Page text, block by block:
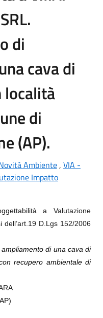
di
cava di
di
(AP).
Ambiente, VIA -
Impatto
a Valutazione
dell’art.19 D.Lgs 152/2006
di una cava di
recupero ambientale di